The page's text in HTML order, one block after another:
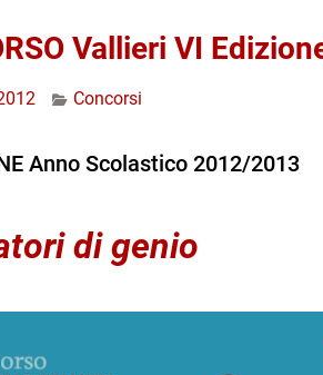
Vallieri VI
Concorsi
Anno Scolastico 2012/2013
di genio